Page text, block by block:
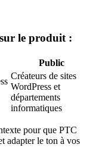
le produit :
Public
Créateurs de sites
WordPress et
départements
informatiques
pour que PTC
adapter le ton à vos